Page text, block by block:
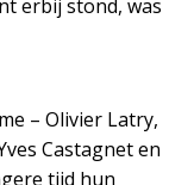
erbij stond, was
– Olivier Latry,
Castagnet en
tijd hun